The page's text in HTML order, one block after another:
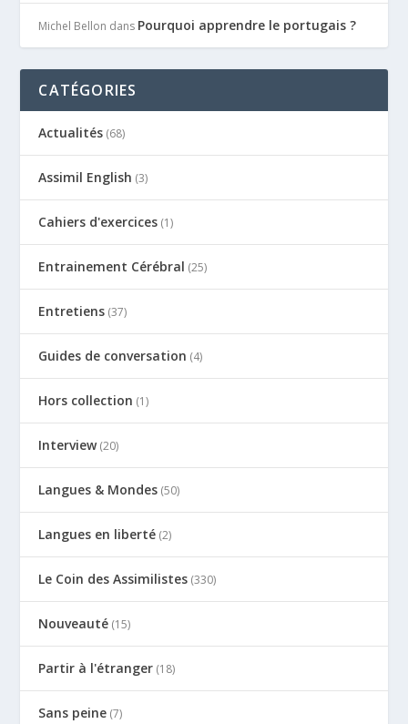
Michel Bellon dans Pourquoi apprendre le portugais ?
CATÉGORIES
Actualités (68)
Assimil English (3)
Cahiers d'exercices (1)
Entrainement Cérébral (25)
Entretiens (37)
Guides de conversation (4)
Hors collection (1)
Interview(20)
Langues & Mondes (50)
Langues en liberté (2)
Le Coin des Assimilistes (330)
Nouveauté (15)
Partir à l'étranger (18)
Sans peine (7)